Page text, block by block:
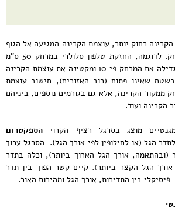
רחוק יותר, עוצמת הקרינה המגיעה אל הגוף
קטנה ביחס ריבועי למרחק. לדוגמה, החזקת טלפון סלולרי במרחק 50 ס"מ
מהראש במקום 5 ס"מ, מגדילה את המרחק פי 10 ומקטינה את עוצמת הקרינה
בשטח שאינו פתוח (רוב האזורים), חישוב עוצמת
ממקור הקרינה, אלא גם בגורמים נוספים, ביניהם
הקרינה ועוד.
מוצג בסרגל רציף הקרוי הספקטרום
הגל (או לחילופין לפי אורך הגל). הסרגל ערוך
(ובהתאמה, אורך הגל הארוך ביותר), וכלה בתדר
הגל הקצר ביותר). קיים קשר הפוך בין תדר
בין התדירות, אורך הגל ומהירות האור.